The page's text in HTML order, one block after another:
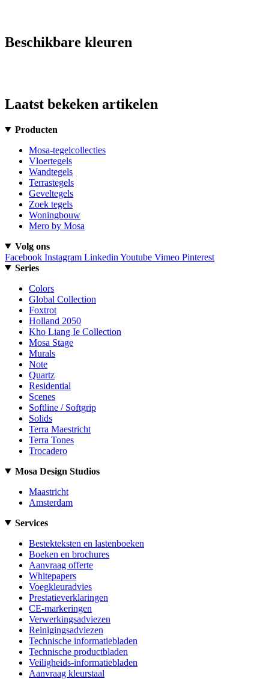
Beschikbare kleuren
Laatst bekeken artikelen
Producten
Mosa-tegelcollecties
Vloertegels
Wandtegels
Terrastegels
Geveltegels
Zoek tegels
Woningbouw
Mero by Mosa
Volg ons
Facebook Instagram Linkedin Youtube Vimeo Pinterest
Series
Colors
Global Collection
Foxtrot
Holland 2050
Kho Liang Ie Collection
Mosa Stage
Murals
Note
Quartz
Residential
Scenes
Softline / Softgrip
Solids
Terra Maestricht
Terra Tones
Trocadero
Mosa Design Studios
Maastricht
Amsterdam
Services
Bestekteksten en lastenboeken
Boeken en brochures
Aanvraag offerte
Whitepapers
Voegkleuradvies
Prestatieverklaringen
CE-markeringen
Verwerkingsadviezen
Reinigingsadviezen
Technische informatiebladen
Technische productbladen
Veiligheids-informatiebladen
Aanvraag kleurstaal